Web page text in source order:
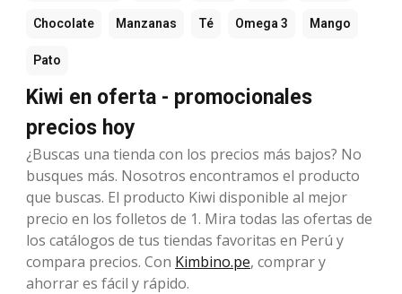
Chocolate Manzanas Té Omega 3 Mango
Pato
Kiwi en oferta - promocionales
precios hoy
¿Buscas una tienda con los precios más bajos? No
busques más. Nosotros encontramos el producto
que buscas. El producto Kiwi disponible al mejor
precio en los folletos de 1. Mira todas las ofertas de
los catálogos de tus tiendas favoritas en Perú y
compara precios. Con Kimbino.pe, comprar y
ahorrar es fácil y rápido.